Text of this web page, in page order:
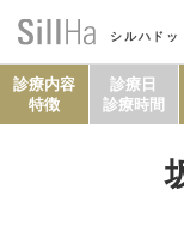
シルハドッ
診療内容
特徴
診療日
診療時間